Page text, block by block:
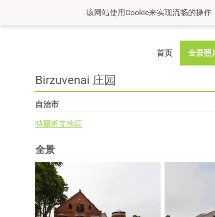
该网站使用Cookie来实现流畅的操
首页 全景照
Birzuvenai 庄园
自治市
特爾希艾地區
全景